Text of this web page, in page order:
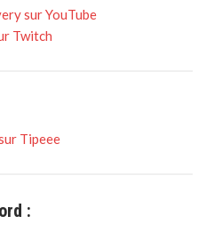
sur YouTube
Twitch
Tipeee
: